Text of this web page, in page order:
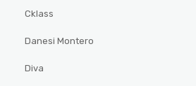
Cklass
Danesi Montero
Diva